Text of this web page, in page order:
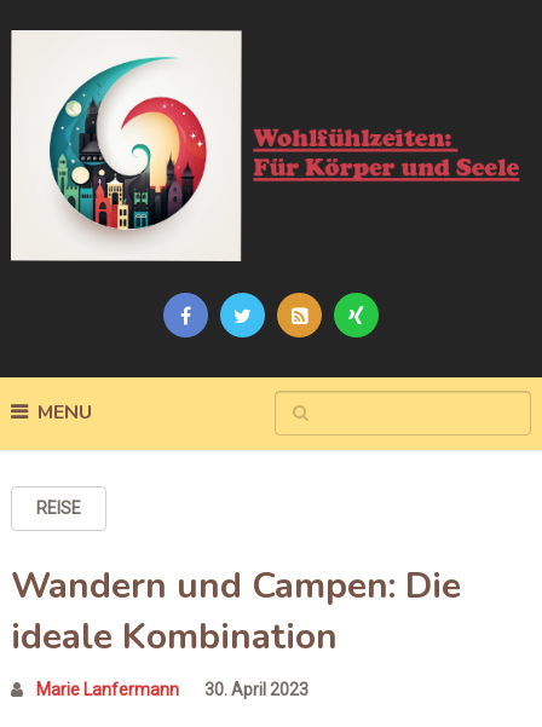
MENU
REISE
Wandern und Campen: Die
ideale Kombination
Marie Lanfermann 30. April 2023